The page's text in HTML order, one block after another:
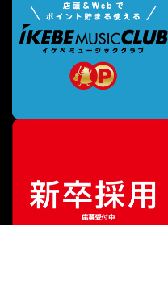
販売価格¥18,810（税込）